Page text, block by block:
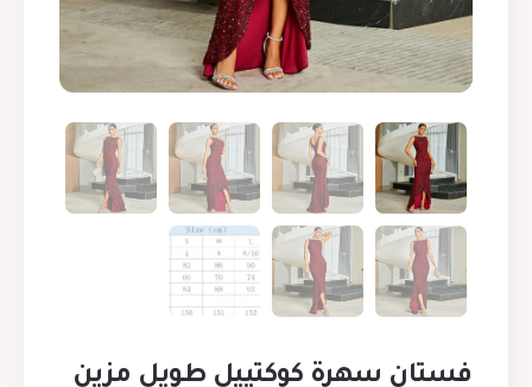
فستان سهرة كوكتييل طويل مزين